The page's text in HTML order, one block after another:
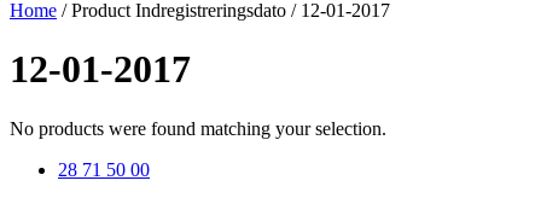
Home / Product Indregistreringsdato / 12-01-2017
12-01-2017
No products were found matching your selection.
28 71 50 00